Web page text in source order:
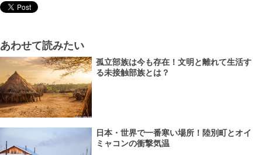
あわせて読みたい
孤立部族は今も存在！文明と離れて生活す
る未接触部族とは？
日本・世界で一番寒い場所！陸別町とオイ
ミャコンの衝撃気温